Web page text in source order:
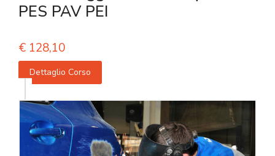
PES PAV PEI
€ 128,10
Dettaglio Corso